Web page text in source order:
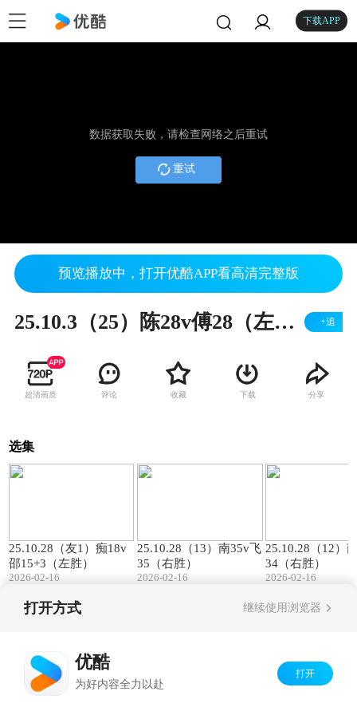
下载APP
数据获取失败，请检查网络之后重试
重试
预览播放中，打开优酷APP看高清完整版
25.10.3（25）陈28v傅28（左胜） +追
超清画质 评论 收藏 下载 分享
选集
25.10.28（友1）痴18v
邵15+3（左胜）
2026-02-16
25.10.28（13）南35v飞
35（右胜）
2026-02-16
25.10.28（12）
34（右胜）
2026-02-16
打开方式 继续使用浏览器
优酷
为好内容全力以赴
打开